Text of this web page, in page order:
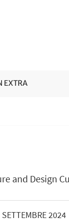
EXTRA
and Design
SETTEMBRE2024